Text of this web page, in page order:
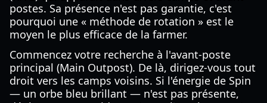
postes. Sa présence n'est pas garantie, c'est
pourquoi une « méthode de rotation » est le
moyen le plus efficace de la farmer.
Commencez votre recherche à l'avant-poste
principal (Main Outpost). De là, dirigez-vous tout
droit vers les camps voisins. Si l'énergie de Spin
— un orbe bleu brillant — n'est pas présente,